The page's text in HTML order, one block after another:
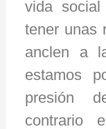
vida
tener unas
anclen a
estamos
presión
contrario